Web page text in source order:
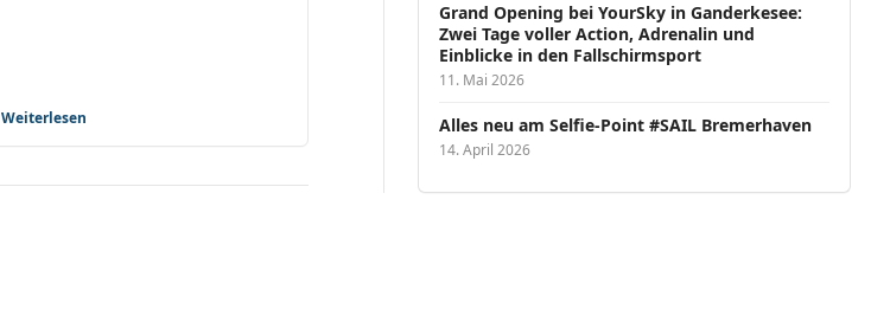
Weiterlesen
Grand Opening bei YourSky in Ganderkesee:
Zwei Tage voller Action, Adrenalin und
Einblicke in den Fallschirmsport
11. Mai 2026
Alles neu am Selfie-Point #SAIL Bremerhaven
14. April 2026